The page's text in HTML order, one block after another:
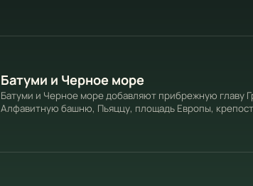
Батуми и Черное море
Батуми и Черное море добавляют прибрежную главу
Алфавитную башню, Пьяццу, площадь Европы,